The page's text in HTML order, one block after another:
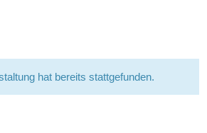
hat bereits stattgefunden.